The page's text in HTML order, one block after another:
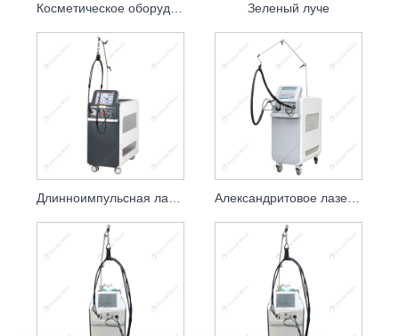
Косметическое оборудование для александритового лазера 755 нм для удаления волос Зеленый луче